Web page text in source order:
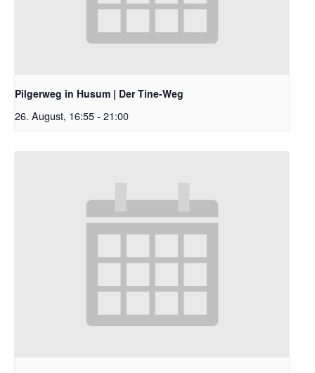
Pilgerweg in Husum | Der Tine-Weg
26. August, 16:55- 21:00